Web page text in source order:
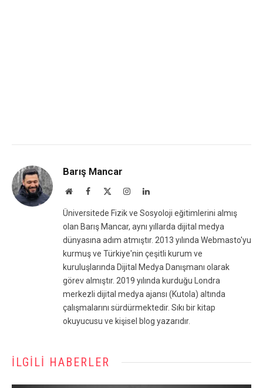
Barış Mancar
WebsiteFacebook InstagramLinkedIn
Üniversitede Fizik ve Sosyoloji eğitimlerini almış
olan Barış Mancar, aynı yıllarda dijital medya
dünyasına adım atmıştır. 2013 yılında Webmasto'yu
kurmuş ve Türkiye'nin çeşitli kurum ve
kuruluşlarında Dijital Medya Danışmanı olarak
görev almıştır. 2019 yılında kurduğu Londra
merkezli dijital medya ajansı (Kutola) altında
çalışmalarını sürdürmektedir. Sıkı bir kitap
okuyucusu ve kişisel blog yazarıdır.
İLGILI HABERLER